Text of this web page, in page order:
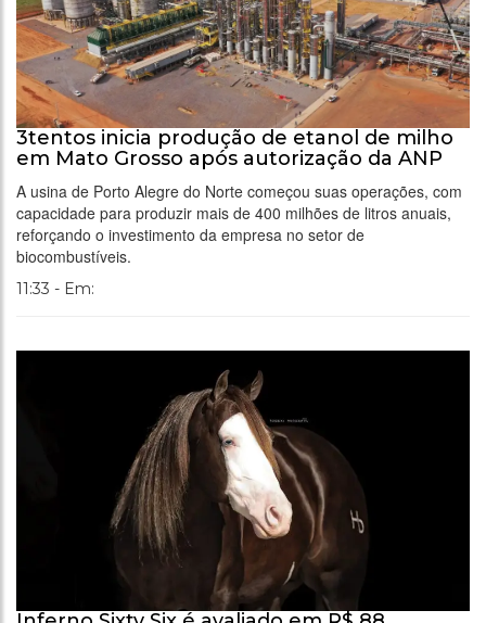
3tentos inicia produção de etanol de milho
em Mato Grosso após autorização da ANP
A usina de Porto Alegre do Norte começou suas operações, com
capacidade para produzir mais de 400 milhões de litros anuais,
reforçando o investimento da empresa no setor de
biocombustíveis.
11:33 - Em: